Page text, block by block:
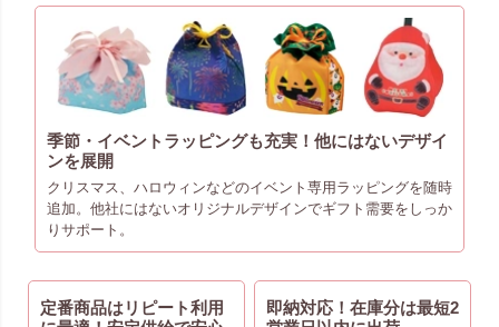
季節・イベントラッピングも充実！他にはないデザイ
ンを展開
クリスマス、ハロウィンなどのイベント専用ラッピングを随時
追加。他社にはないオリジナルデザインでギフト需要をしっか
りサポート。
定番商品はリピート利用
即納対応！在庫分は最短2